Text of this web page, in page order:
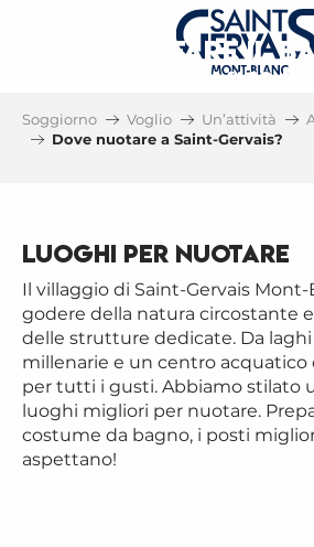
DOVE FARE IL
SAINT-GERVAIS IN
PISCINA, LAGO,
Soggiorno Voglio Un’attività
Dove nuotare a Saint-Gervais?
Luoghi per nuotare
Il villaggio di Saint-Gervais
godere della natura circostante
delle strutture dedicate. Da
millenarie e un centro acquatico
per tutti i gusti. Abbiamo stilato
luoghi migliori per nuotare.
costume da bagno, i posti
aspettano!